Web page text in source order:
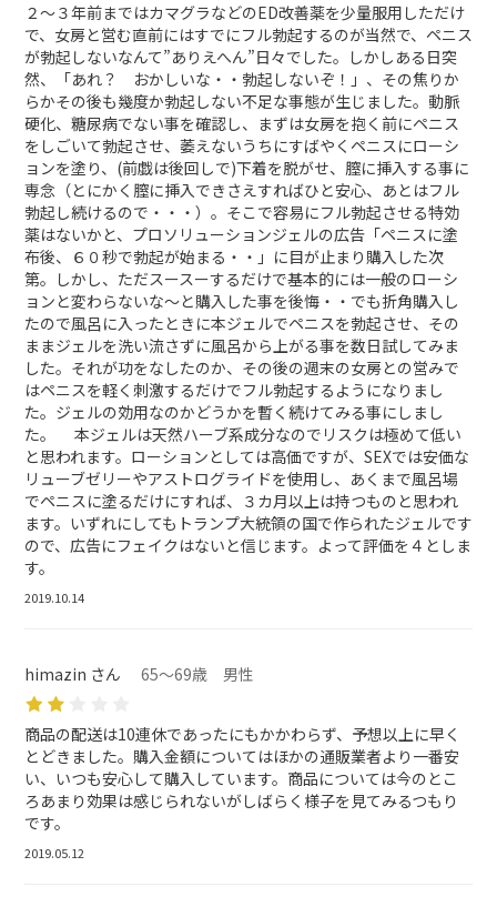
２～３年前まではカマグラなどのED改善薬を少量服用しただけ
で、女房と営む直前にはすでにフル勃起するのが当然で、ペニス
が勃起しないなんて”ありえへん”日々でした。しかしある日突
然、「あれ？ おかしいな・・勃起しないぞ！」、その焦りか
らかその後も幾度か勃起しない不足な事態が生じました。動脈
硬化、糖尿病でない事を確認し、まずは女房を抱く前にペニス
をしごいて勃起させ、萎えないうちにすばやくペニスにローシ
ョンを塗り、(前戯は後回しで)下着を脱がせ、膣に挿入する事に
専念（とにかく膣に挿入できさえすればひと安心、あとはフル
勃起し続けるので・・・）。そこで容易にフル勃起させる特効
薬はないかと、プロソリューションジェルの広告「ペニスに塗
布後、６０秒で勃起が始まる・・」に目が止まり購入した次
第。しかし、ただスースーするだけで基本的には一般のローシ
ョンと変わらないな～と購入した事を後悔・・でも折角購入し
たので風呂に入ったときに本ジェルでペニスを勃起させ、その
ままジェルを洗い流さずに風呂から上がる事を数日試してみま
した。それが功をなしたのか、その後の週末の女房との営みで
はペニスを軽く刺激するだけでフル勃起するようになりまし
た。ジェルの効用なのかどうかを暫く続けてみる事にしまし
た。 本ジェルは天然ハーブ系成分なのでリスクは極めて低い
と思われます。ローションとしては高価ですが、SEXでは安価な
リューブゼリーやアストログライドを使用し、あくまで風呂場
でペニスに塗るだけにすれば、３カ月以上は持つものと思われ
ます。いずれにしてもトランプ大統領の国で作られたジェルです
ので、広告にフェイクはないと信じます。よって評価を４としま
す。
2019.10.14
himazin さん 65～69歳 男性
商品の配送は10連休であったにもかかわらず、予想以上に早く
とどきました。購入金額についてはほかの通販業者より一番安
い、いつも安心して購入しています。商品については今のとこ
ろあまり効果は感じられないがしばらく様子を見てみるつもり
です。
2019.05.12